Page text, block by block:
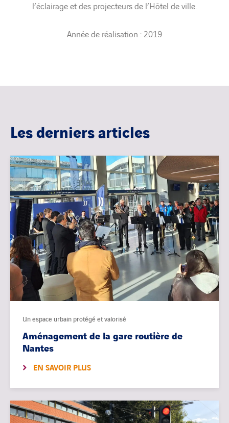
l’éclairage et des projecteurs de l’Hôtel de ville.
Année de réalisation : 2019
Les derniers articles
Un espace urbain protégé et valorisé
Aménagement de la gare routière de
Nantes
EN SAVOIR PLUS